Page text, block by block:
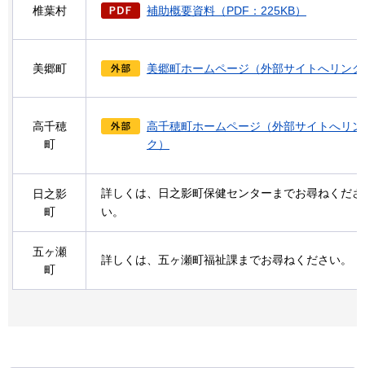
椎葉村 補助概要資料（PDF：225KB）
美郷町 美郷町ホームページ（外部サイトへリン
高千穂
町
高千穂町ホームページ（外部サイトへリン
ク）
日之影
町
詳しくは、日之影町保健センターまでお尋ねくださ
い。
五ヶ瀬
町
詳しくは、五ヶ瀬町福祉課までお尋ねください。